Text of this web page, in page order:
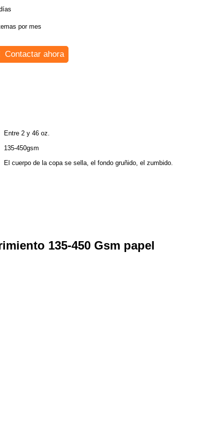
por mes
Contactar ahora
Entre 2 y 46 oz.
135-450gsm
El cuerpo de la copa se sella, el fondo gruñido, el zumbido.
135-450 Gsm papel